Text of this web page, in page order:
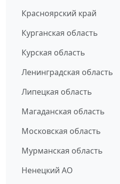
Красноярский край
Курганская область
Курская область
Ленинградская область
Липецкая область
Магаданская область
Московская область
Мурманская область
Ненецкий АО